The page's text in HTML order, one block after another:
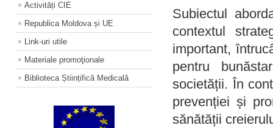
Activități CIE
Republica Moldova și UE
Link-uri utile
Materiale promoţionale
Biblioteca Științifică Medicală
Subiectul
contextul
important,
pentru
societății. În
prevenției și
sănătății